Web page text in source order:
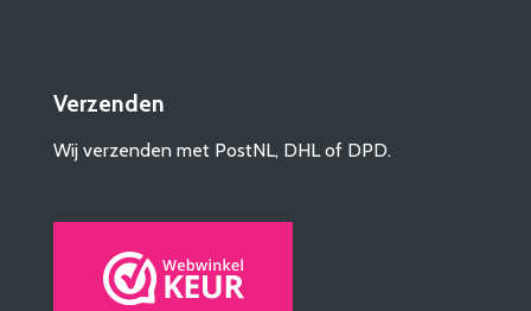
Verzenden
Wij verzenden met PostNL, DHL of DPD.